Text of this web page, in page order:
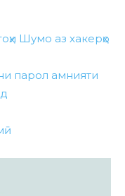
Шумо аз хакерҳо
парол амнияти